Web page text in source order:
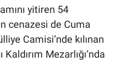
yitiren 54
cenazesi de Cuma
Camisi’nde kılınan
Mezarlığı’nda